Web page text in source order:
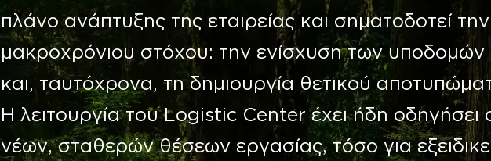
πλάνο ανάπτυξης της εταιρείας και σηματοδοτεί
μακροχρόνιου στόχου: την ενίσχυση των υποδομών
και, ταυτόχρονα, τη δημιουργία θετικού
Η λειτουργία του Logistic Center έχει ήδη οδηγήσει
νέων, σταθερών θέσεων εργασίας, τόσο για